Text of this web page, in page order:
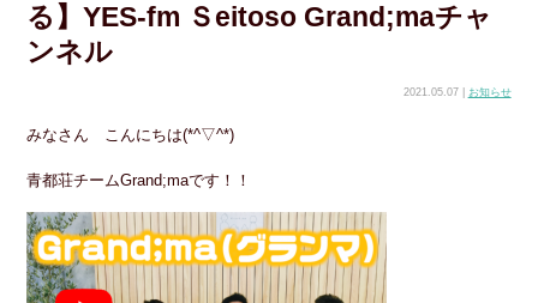
る】YES-fm Ｓeitoso Grand;maチャ
ンネル
2021.05.07 | お知らせ
みなさん こんにちは(*^▽^*)
青都荘チームGrand;maです！！